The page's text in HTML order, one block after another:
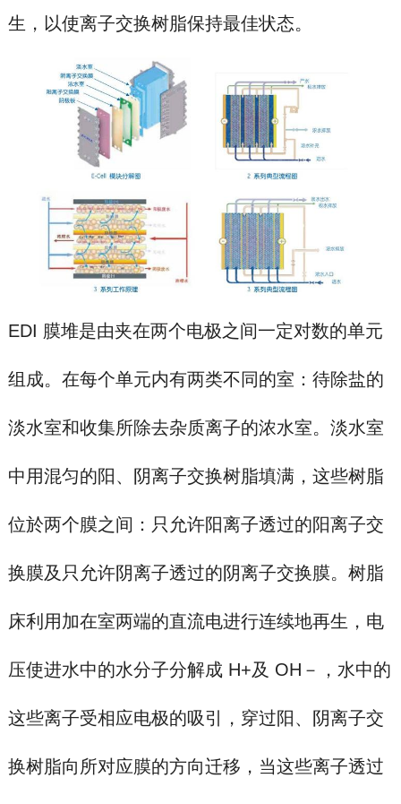
生，以使离子交换树脂保持最佳状态。
EDI 膜堆是由夹在两个电极之间一定对数的单元
组成。在每个单元内有两类不同的室：待除盐的
淡水室和收集所除去杂质离子的浓水室。淡水室
中用混匀的阳、阴离子交换树脂填满，这些树脂
位於两个膜之间：只允许阳离子透过的阳离子交
换膜及只允许阴离子透过的阴离子交换膜。 树脂
床利用加在室两端的直流电进行连续地再生，电
压使进水中的水分子分解成 H+及 OH－，水中的
这些离子受相应电极的吸引，穿过阳、阴离子交
换树脂向所对应膜的方向迁移，当这些离子透过